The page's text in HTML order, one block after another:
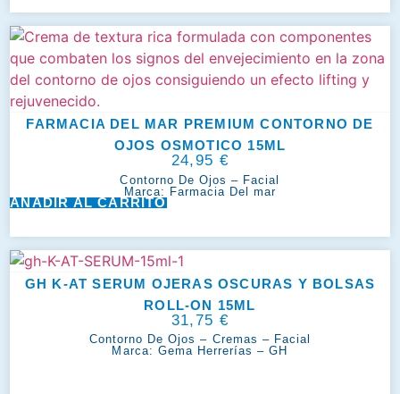
FARMACIA DEL MAR PREMIUM CONTORNO DE
OJOS OSMOTICO 15ML
24,95 €
Contorno De Ojos – Facial
Marca: Farmacia Del mar
AÑADIR AL CARRITO
GH K-AT SERUM OJERAS OSCURAS Y BOLSAS
ROLL-ON 15ML
31,75 €
Contorno De Ojos – Cremas – Facial
Marca: Gema Herrerías – GH